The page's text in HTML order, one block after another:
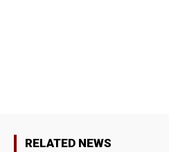
RELATED NEWS